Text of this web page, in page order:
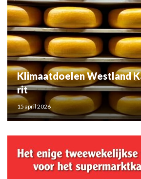
Klimaatdoelen Westland
rit
15 april 2026